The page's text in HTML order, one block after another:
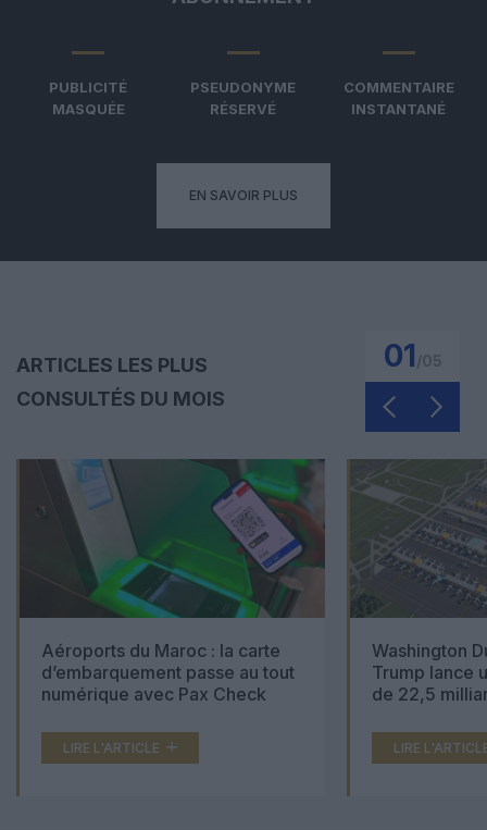
PUBLICITÉ
MASQUÉE
PSEUDONYME
RÉSERVÉ
COMMENTAIRE
INSTANTANÉ
EN SAVOIR PLUS
ARTICLES LES PLUS
CONSULTÉS DU MOIS
01
Aéroports du Maroc : la carte
d’embarquement passe au tout
numérique avec Pax Check
LIRE L'ARTICLE
Washington
Trump lance
de 22,5
LIRE